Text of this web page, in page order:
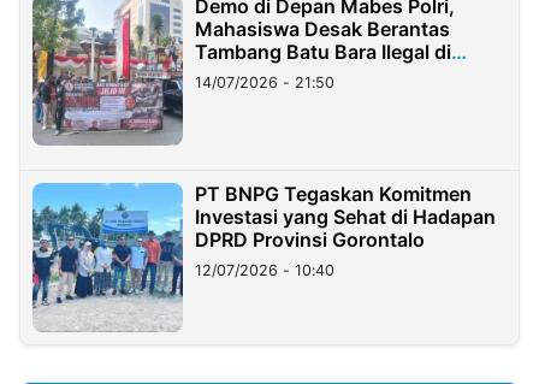
Demo di Depan Mabes Polri,
Mahasiswa Desak Berantas
Tambang Batu Bara Ilegal di
Lampung
14/07/2026 - 21:50
PT BNPG Tegaskan Komitmen
Investasi yang Sehat di Hadapan
DPRD Provinsi Gorontalo
12/07/2026 - 10:40